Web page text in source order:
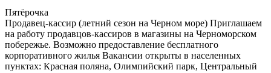
Пятёрочка
Продавец-кассир (летний сезон на Черном море) Приглашаем
на работу продавцов-кассиров в магазины на Черноморском
побережье. Возможно предоставление бесплатного
корпоративного жилья Вакансии открыты в населенных
пунктах: Красная поляна, Олимпийский парк, Центральный